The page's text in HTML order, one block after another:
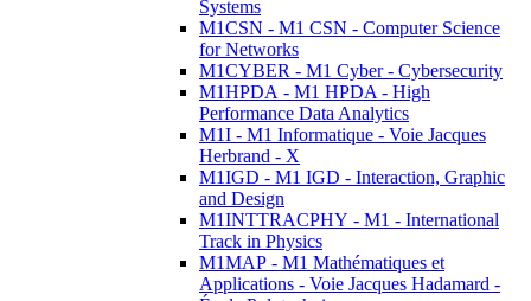
Systems
M1CSN - M1 CSN - Computer Science
for Networks
M1CYBER - M1 Cyber - Cybersecurity
M1HPDA - M1 HPDA - High
Performance Data Analytics
M1I - M1 Informatique - Voie Jacques
Herbrand - X
M1IGD - M1 IGD - Interaction, Graphic
and Design
M1INTTRACPHY - M1 - International
Track in Physics
M1MAP - M1 Mathématiques et
Applications - Voie Jacques Hadamard -